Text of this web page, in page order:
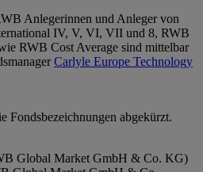
Anlegerinnen und Anleger von
IV, V, VI, VII und 8, RWB
RWB Cost Average sind mittelbar
Carlyle Europe Technology
Fondsbezeichnungen abgekürzt.
Global Market GmbH & Co. KG)